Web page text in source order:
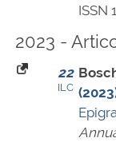
ISSN
2023 -
22
ILC